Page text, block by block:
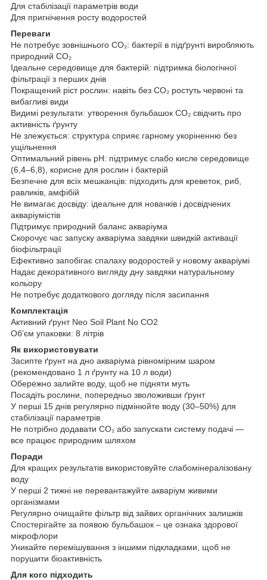
Для стабілізації параметрів води
Для пригнічення росту водоростей
Переваги
Не потребує зовнішнього CO₂: бактерії в підґрунті виробляють
природний CO₂
Ідеальне середовище для бактерій: підтримка біологічної
фільтрації з перших днів
Покращений ріст рослин: навіть без CO₂ ростуть червоні та
вибагливі види
Видимі результати: утворення бульбашок CO₂ свідчить про
активність ґрунту
Не злежується: структура сприяє гарному укоріненню без
ущільнення
Оптимальний рівень pH: підтримує слабо кисле середовище
(6,4–6,8), корисне для рослин і бактерій
Безпечне для всіх мешканців: підходить для креветок, риб,
равликів, амфібій
Не вимагає досвіду: ідеальне для новачків і досвідчених
акваріумістів
Підтримує природний баланс акваріума
Скорочує час запуску акваріума завдяки швидкій активації
біофільтрації
Ефективно запобігає спалаху водоростей у новому акваріумі
Надає декоративного вигляду дну завдяки натуральному
кольору
Не потребує додаткового догляду після засипання
Комплектація
Активний ґрунт Neo Soil Plant No CO2
Об’єм упаковки: 8 літрів
Як використовувати
Засипте ґрунт на дно акваріума рівномірним шаром
(рекомендовано 1 л ґрунту на 10 л води)
Обережно залийте воду, щоб не підняти муть
Посадіть рослини, попередньо зволоживши ґрунт
У перші 15 днів регулярно підмінюйте воду (30–50%) для
стабілізації параметрів
Не потрібно додавати CO₂ або запускати систему подачі —
все працює природним шляхом
Поради
Для кращих результатів використовуйте слабомінералізовану
воду
У перші 2 тижні не перевантажуйте акваріум живими
організмами
Регулярно очищайте фільтр від зайвих органічних залишків
Спостерігайте за появою бульбашок – це ознака здорової
мікрофлори
Уникайте перемішування з іншими підкладками, щоб не
порушити біоактивність
Для кого підходить